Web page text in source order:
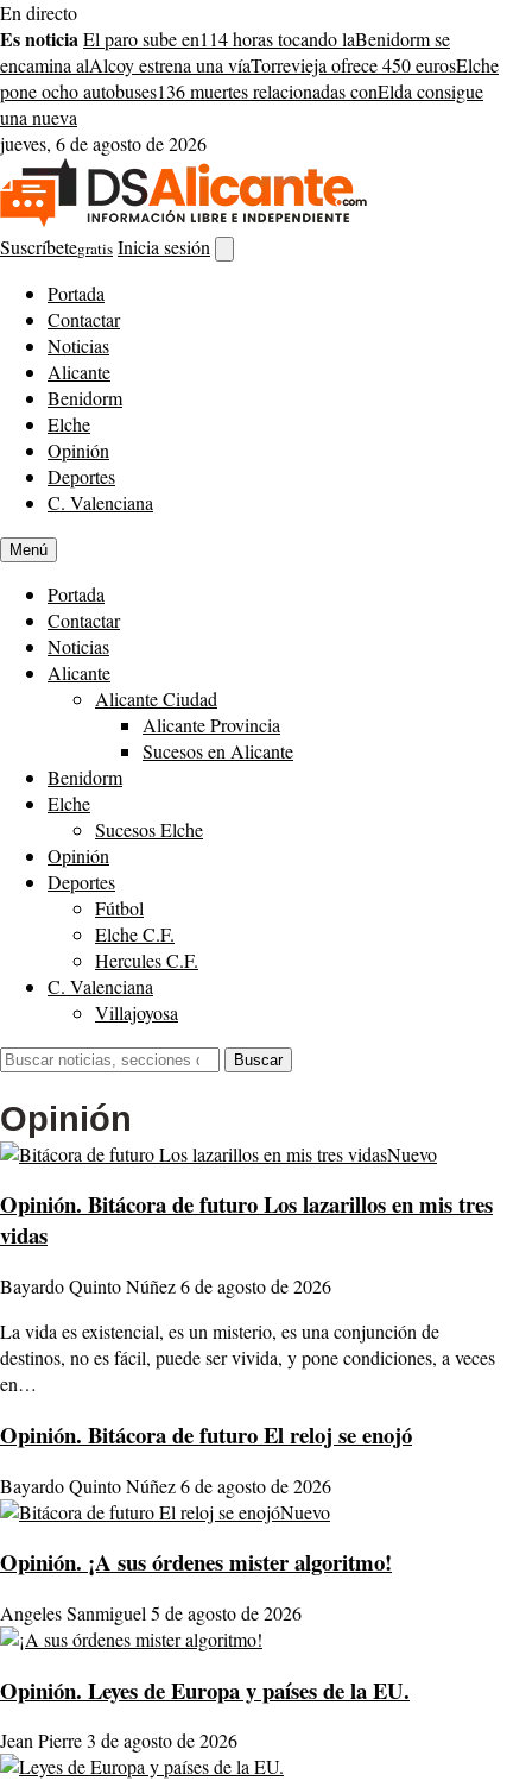
Saltar
al
contenido
En directo
Es noticiaEl paro sube en114 horas tocando laBenidorm se
encamina alAlcoy estrena una víaTorrevieja ofrece 450 eurosElche
pone ocho autobuses136 muertes relacionadas conElda consigue
una nueva
jueves, 6 de agosto de 2026
Suscríbetegratis Inicia sesión
buscador
Portada
Contactar
Noticias
Alicante
Benidorm
Elche
Opinión
Deportes
C. Valenciana
Menú
Portada
Contactar
Noticias
Alicante
Alicante Ciudad
Alicante Provincia
Sucesos en Alicante
Benidorm
Elche
Sucesos Elche
Opinión
Deportes
Fútbol
Elche C.F.
Hercules C.F.
C. Valenciana
Villajoyosa
Buscar:
Buscar
Opinión
Nuevo
Opinión. Bitácora de futuro Los lazarillos en mis tres
vidas
Bayardo Quinto Núñez6 de agosto de 2026
La vida es existencial, es un misterio, es una conjunción de
destinos, no es fácil, puede ser vivida, y pone condiciones, a veces
en…
Opinión. Bitácora de futuro El reloj se enojó
Bayardo Quinto Núñez6 de agosto de 2026
Nuevo
Opinión. ¡A sus órdenes mister algoritmo!
Angeles Sanmiguel 5 de agosto de 2026
Opinión. Leyes de Europa y países de la EU.
Jean Pierre3 de agosto de 2026